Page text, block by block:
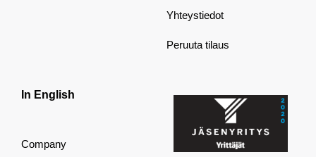
Yhteystiedot
Peruuta tilaus
In English
Company